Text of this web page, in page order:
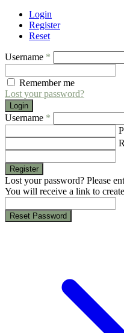
Login
Register
Reset
Username *
Remember me
Lost your password?
Login
Username *
Register
Lost your password? Please
You will receive a link to
Reset Password